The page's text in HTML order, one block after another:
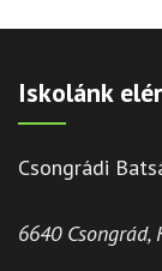
Iskolánk
Csongrádi
6640 Csongrád,